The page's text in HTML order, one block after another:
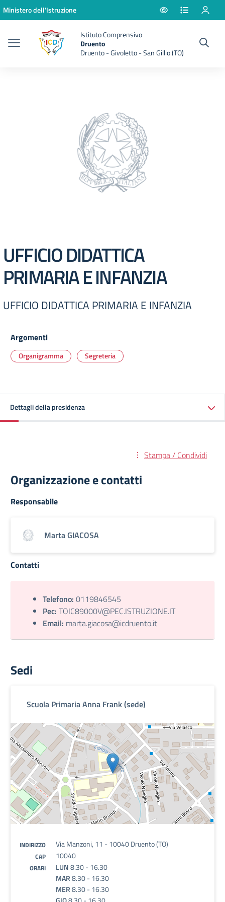
Vai ai contenuti
Vai al menu di navigazione
Vai al footer
Ministero dell'Istruzione
Istituto Comprensivo
Druento
Druento - Givoletto - San Gillio (TO)
UFFICIO DIDATTICA
PRIMARIA E INFANZIA
UFFICIO DIDATTICA PRIMARIA E INFANZIA
Argomenti
Organigramma Segreteria
Dettagli della presidenza
Stampa / Condividi
Organizzazione e contatti
Responsabile
Marta GIACOSA
Contatti
Telefono: 0119846545
Pec: TOIC89000V@PEC.ISTRUZIONE.IT
Email: marta.giacosa@icdruento.it
Sedi
Scuola Primaria Anna Frank (sede)
INDIRIZZO Via Manzoni, 11 - 10040 Druento (TO)
CAP 10040
ORARI LUN8.30 - 16.30
MAR8.30 - 16.30
MER8.30 - 16.30